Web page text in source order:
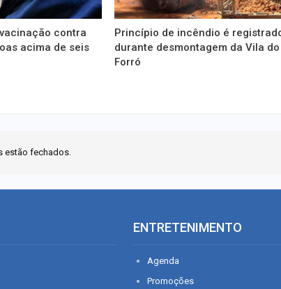
contra
acima de seis
Princípio de incêndio é
durante desmontagem da Vila do
Forró
estão fechados.
ENTRETENIMENTO
Agenda
Promoções